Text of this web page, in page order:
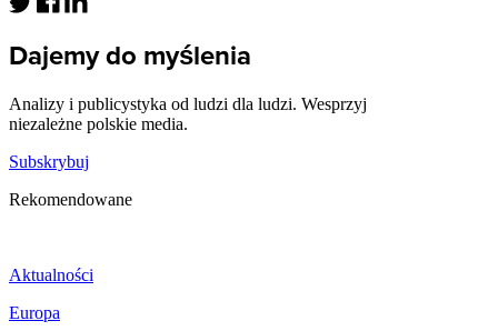
Dajemy do myślenia
Analizy i publicystyka od ludzi dla ludzi. Wesprzyj
niezależne polskie media.
Subskrybuj
Rekomendowane
Aktualności
Europa